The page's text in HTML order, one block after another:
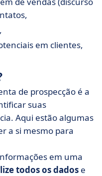
,
em clientes,
de prospecção é a
suas
Aqui estão algumas
a si mesmo para
em uma
todos os dados e